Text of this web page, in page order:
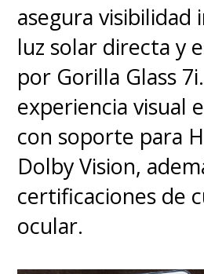
completo de uso
pantalla abierta
usuario de este
plegables Fold, ya
sacarle todo el
mega pantallas de
Ahora, donde este
asegura visibilidad
luz solar directa y
por Gorilla Glass
experiencia visual
con soporte para
Dolby Vision,
certificaciones de
ocular.